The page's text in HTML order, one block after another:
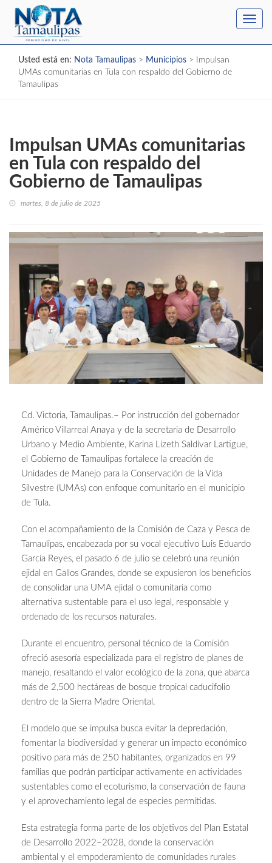
Usted está en: Nota Tamaulipas > Municipios >
Impulsan
UMAs comunitarias en Tula con respaldo del Gobierno de
Tamaulipas
Impulsan UMAs comunitarias
en Tula con respaldo del
Gobierno de Tamaulipas
martes, 8 de julio de 2025
Cd. Victoria, Tamaulipas.– Por instrucción del gobernador
Américo Villarreal Anaya y de la secretaria de Desarrollo
Urbano y Medio Ambiente, Karina Lizeth Saldívar Lartigue,
el Gobierno de Tamaulipas fortalece la creación de
Unidades de Manejo para la Conservación de la Vida
Silvestre (UMAs) con enfoque comunitario en el municipio
de Tula.
Con el acompañamiento de la Comisión de Caza y Pesca de
Tamaulipas, encabezada por su vocal ejecutivo Luis Eduardo
García Reyes, el pasado 6 de julio se celebró una reunión
ejidal en Gallos Grandes, donde se expusieron los beneficios
de consolidar una UMA ejidal o comunitaria como
alternativa sustentable para el uso legal, responsable y
ordenado de los recursos naturales.
Durante el encuentro, personal técnico de la Comisión
ofreció asesoría especializada para el registro de planes de
manejo, resaltando el valor ecológico de la zona, que abarca
más de 2,500 hectáreas de bosque tropical caducifolio
dentro de la Sierra Madre Oriental.
El modelo que se impulsa busca evitar la depredación,
fomentar la biodiversidad y generar un impacto económico
positivo para más de 250 habitantes, organizados en 99
familias que podrán participar activamente en actividades
sustentables como el ecoturismo, la conservación de fauna
y el aprovechamiento legal de especies permitidas.
Esta estrategia forma parte de los objetivos del Plan Estatal
de Desarrollo 2022–2028, donde la conservación
ambiental y el empoderamiento de comunidades rurales